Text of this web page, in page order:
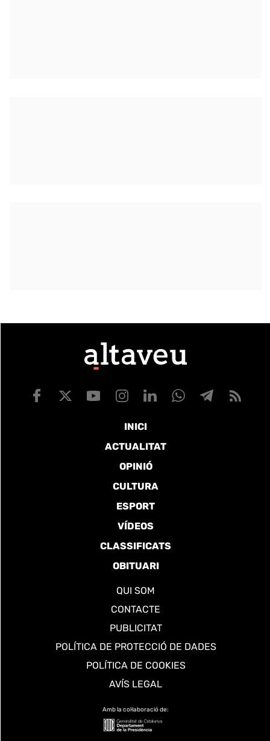
INICI
ACTUALITAT
OPINIÓ
CULTURA
ESPORT
VÍDEOS
CLASSIFICATS
OBITUARI
QUI SOM
CONTACTE
PUBLICITAT
POLÍTICA DE PROTECCIÓ DE DADES
POLÍTICA DE COOKIES
AVÍS LEGAL
Amb la col·laboració de: